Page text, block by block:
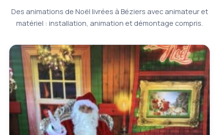
Des animations de Noël livrées à Béziers avec animateur et
matériel : installation, animation et démontage compris.